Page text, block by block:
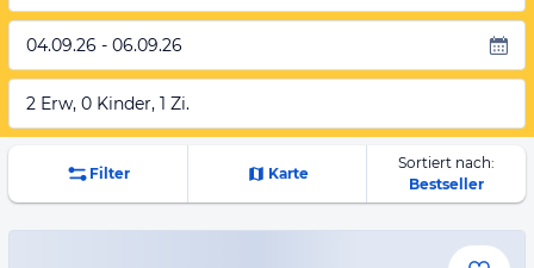
04.09.26 - 06.09.26
2 Erw, 0 Kinder, 1 Zi.
Filter Karte
Sortiert nach:
Bestseller